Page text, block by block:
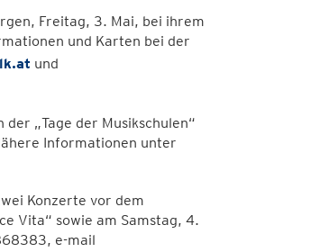
Freitag, 3. Mai, bei ihrem
und Karten bei der
und
„Tage der Musikschulen“
Informationen unter
Konzerte vor dem
Vita“ sowie am Samstag, 4.
e-mail